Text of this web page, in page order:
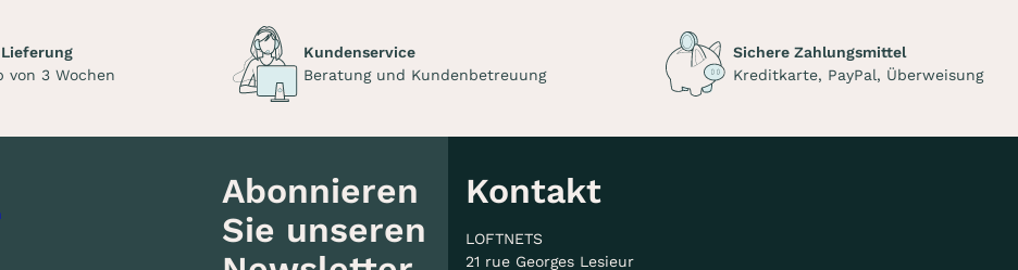
von 3 Wochen
Kundenservice
Beratung und Kundenbetreuung
Sichere Zahlungsmittel
Kreditkarte, PayPal, Überweisung
Abonnieren
Sie unseren
Kontakt
LOFTNETS
21 rue Georges Lesieur